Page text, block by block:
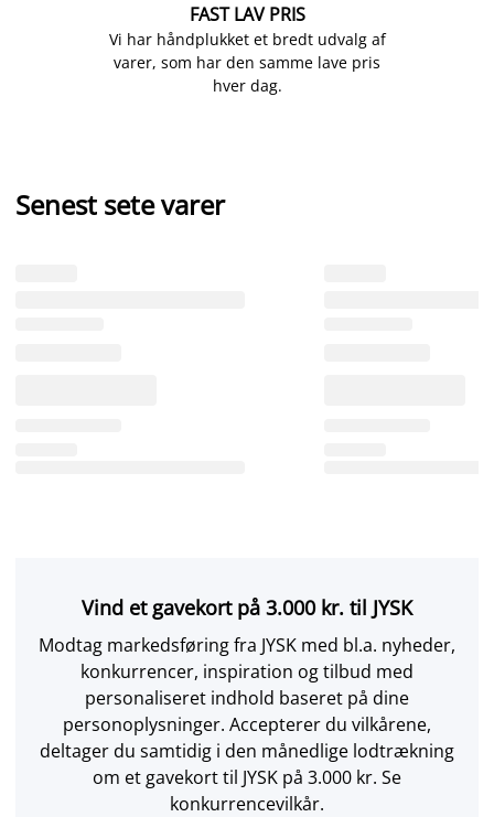
FAST LAV PRIS
Vi har håndplukket et bredt udvalg af
varer, som har den samme lave pris
hver dag.
Senest sete varer
Vind et gavekort på 3.000 kr. til JYSK
Modtag markedsføring fra JYSK med bl.a. nyheder,
konkurrencer, inspiration og tilbud med
personaliseret indhold baseret på dine
personoplysninger. Accepterer du vilkårene,
deltager du samtidig i den månedlige lodtrækning
om et gavekort til JYSK på 3.000 kr. Se
konkurrencevilkår.